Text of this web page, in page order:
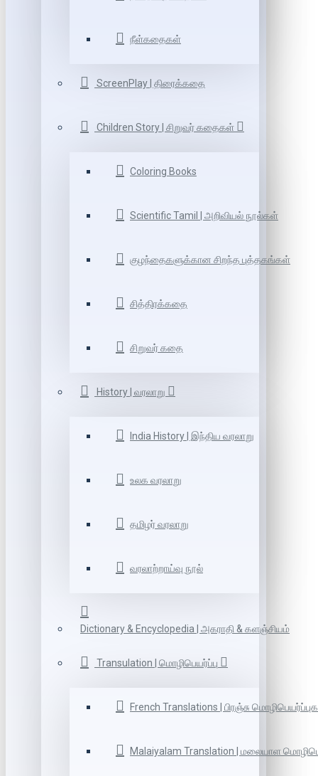
நீள்கதைகள்
ScreenPlay | திரைக்கதை
Children Story | சிறுவர் கதைகள்
Coloring Books
Scientific Tamil | அறிவியல் நூல்கள்
குழந்தைகளுக்கான சிறந்த புத்தகங்கள்
சித்திரக்கதை
சிறுவர் கதை
History | வரலாறு
India History | இந்திய வரலாறு
உலக வரலாறு
தமிழர் வரலாறு
வரலாற்றாய்வு நூல்
Dictionary & Encyclopedia | அகராதி & களஞ்சியம்
Transulation | மொழிபெயர்ப்பு
French Translations | பிரஞ்சு
Malaiyalam Translation | மலையாள